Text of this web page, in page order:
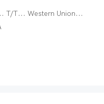
T/T... Western Union...